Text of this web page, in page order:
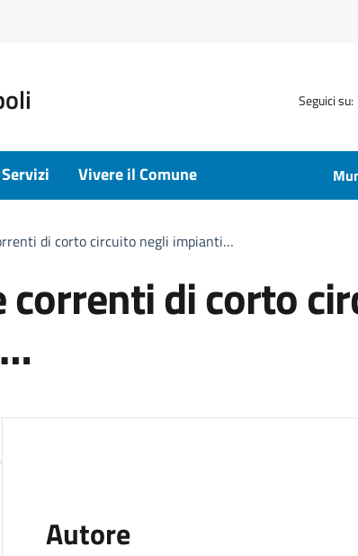
Seguici su:
Servizi Vivere il Comune
di corto circuito negli impianti…
correnti di corto
Autore